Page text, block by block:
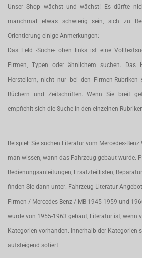
Unser Shop wächst und wächst! Es dürfte
manchmal etwas schwierig sein, sich zu
Orientierung einige Anmerkungen:
Das Feld -Suche- oben links ist eine
Firmen, Typen oder ähnlichem suchen. Das
Herstellern, nicht nur bei den Firmen-
Büchern und Zeitschriften. Wenn Sie breit
empfiehlt sich die Suche in den einzelnen
Beispiel: Sie suchen Literatur vom Mercedes-
man wissen, wann das Fahrzeug gebaut wurde.
Bedienungsanleitungen, Ersatzteillisten,
finden Sie dann unter: Fahrzeug Literatur
Firmen / Mercedes-Benz / MB 1945-1959 und
wurde von 1955-1963 gebaut, Literatur ist, wenn
Kategorien vorhanden. Innerhalb der Kategorien
aufsteigend sotiert.